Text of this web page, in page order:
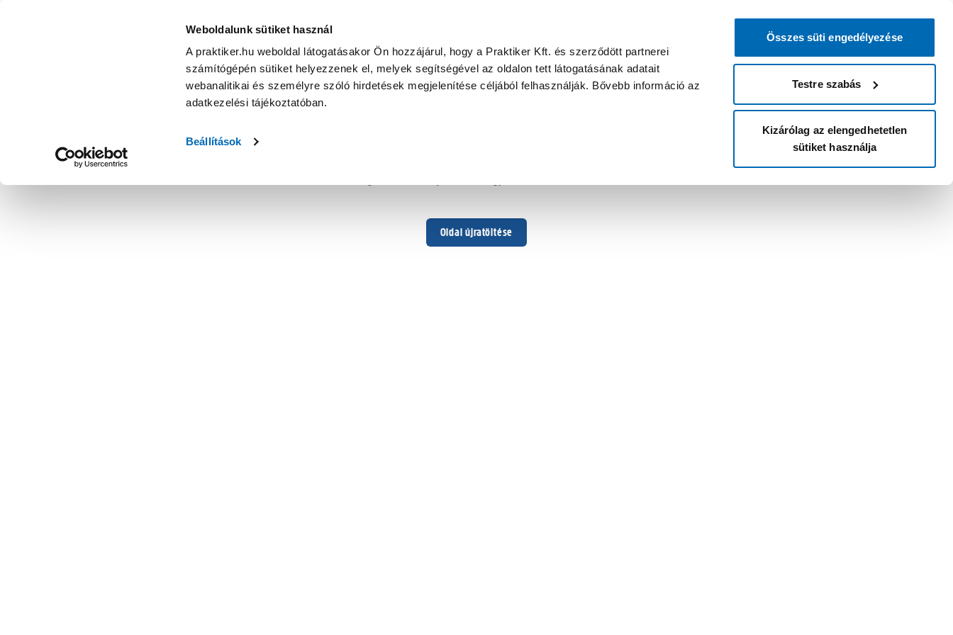
Weboldalunk sütiket használ
A praktiker.hu weboldal látogatásakor Ön hozzájárul, hogy a Praktiker Kft. és szerződött partnerei
számítógépén sütiket helyezzenek el, melyek segítségével az oldalon tett látogatásának adatait
webanalitikai és személyre szóló hirdetések megjelenítése céljából felhasználják. Bővebb információ az
adatkezelési tájékoztatóban.
Beállítások
Összes süti engedélyezése
Testre szabás
Kizárólag az elengedhetetlen
sütiket használja
Oldal újratöltése